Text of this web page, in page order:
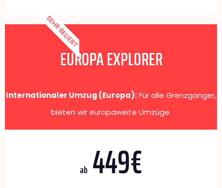
SEHR BELIEBT
EUROPA EXPLORER
Internationaler Umzug (Europa):Für alle Grenzgänger,
bieten wir europaweite Umzüge.
ab 449€